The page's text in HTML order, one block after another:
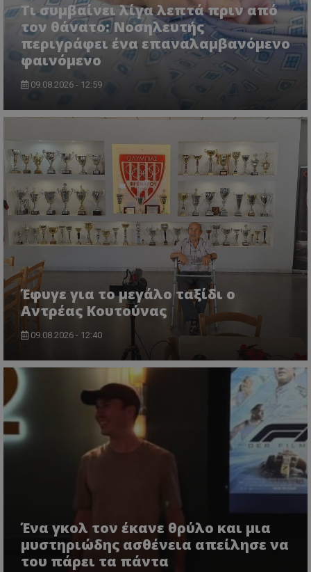
Τι συμβαίνει λίγα λεπτά πριν από
τον θάνατο: Νοσηλευτής
περιγράφει ένα επαναλαμβανόμενο
φαινόμενο
09.08.2026 - 12:59
Έφυγε για το μεγάλο ταξίδι ο
Αντρέας Κουτούνας
09.08.2026 - 12:40
Ένα γκολ τον έκανε θρύλο και μια
μυστηριώδης ασθένεια απείλησε να
του πάρει τα πάντα